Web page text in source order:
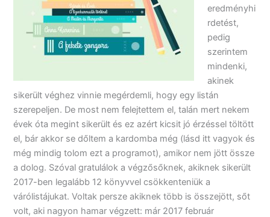
eredményhi
rdetést,
pedig
szerintem
mindenki,
akinek
sikerült véghez vinnie megérdemli, hogy egy listán
szerepeljen. De most nem felejtettem el, talán mert nekem
évek óta megint sikerült és ez azért kicsit jó érzéssel töltött
el, bár akkor se dőltem a kardomba még (lásd itt vagyok és
még mindig tolom ezt a programot), amikor nem jött össze
a dolog. Szóval gratulálok a végzősőknek, akiknek sikerült
2017-ben legalább 12 könyvvel csökkenteniük a
várólistájukat. Voltak persze akiknek több is összejött, sőt
volt, aki nagyon hamar végzett: már 2017 február